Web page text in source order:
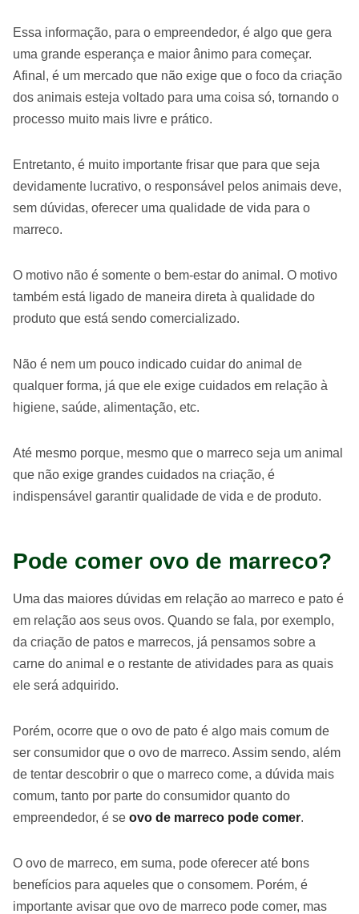
Essa informação, para o empreendedor, é algo que gera
uma grande esperança e maior ânimo para começar.
Afinal, é um mercado que não exige que o foco da criação
dos animais esteja voltado para uma coisa só, tornando o
processo muito mais livre e prático.
Entretanto, é muito importante frisar que para que seja
devidamente lucrativo, o responsável pelos animais deve,
sem dúvidas, oferecer uma qualidade de vida para o
marreco.
O motivo não é somente o bem-estar do animal. O motivo
também está ligado de maneira direta à qualidade do
produto que está sendo comercializado.
Não é nem um pouco indicado cuidar do animal de
qualquer forma, já que ele exige cuidados em relação à
higiene, saúde, alimentação, etc.
Até mesmo porque, mesmo que o marreco seja um animal
que não exige grandes cuidados na criação, é
indispensável garantir qualidade de vida e de produto.
Pode comer ovo de marreco?
Uma das maiores dúvidas em relação ao marreco e pato é
em relação aos seus ovos. Quando se fala, por exemplo,
da criação de patos e marrecos, já pensamos sobre a
carne do animal e o restante de atividades para as quais
ele será adquirido.
Porém, ocorre que o ovo de pato é algo mais comum de
ser consumidor que o ovo de marreco. Assim sendo, além
de tentar descobrir o que o marreco come, a dúvida mais
comum, tanto por parte do consumidor quanto do
empreendedor, é se ovo de marreco pode comer.
O ovo de marreco, em suma, pode oferecer até bons
benefícios para aqueles que o consomem. Porém, é
importante avisar que ovo de marreco pode comer, mas